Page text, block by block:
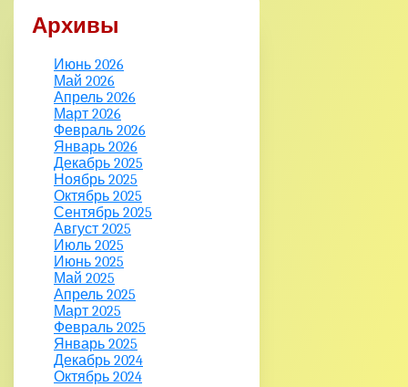
Архивы
Июнь 2026
Май 2026
Апрель 2026
Март 2026
Февраль 2026
Январь 2026
Декабрь 2025
Ноябрь 2025
Октябрь 2025
Сентябрь 2025
Август 2025
Июль 2025
Июнь 2025
Май 2025
Апрель 2025
Март 2025
Февраль 2025
Январь 2025
Декабрь 2024
Октябрь 2024